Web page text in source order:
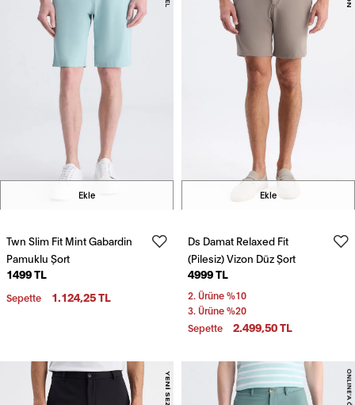
Ekle
Twn Slim Fit Mint Gabardin
Pamuklu Şort
1499 TL
Sepette 1.124,25 TL
Ekle
Ds Damat Relaxed Fit
(Pilesiz) Vizon Düz Şort
4999 TL
2. Ürüne %10
3. Ürüne %20
Sepette
2.499,50 TL